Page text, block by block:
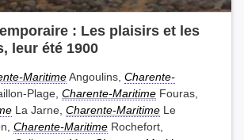
: Les plaisirs et les
leur été 1900
MaritimeAngoulins, Charente-
Plage, Charente-Maritime Fouras,
La Jarne, Charente-Maritime Le
Charente-Maritime Rochefort,